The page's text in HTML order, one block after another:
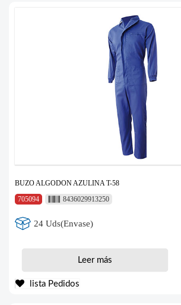
BUZO ALGODON AZULINA T-58
705094
8436029913250
24 Uds(Envase)
Leer más
lista Pedidos